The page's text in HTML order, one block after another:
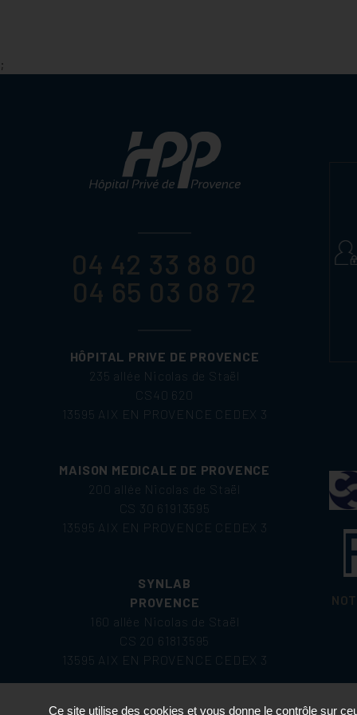
;
04 42 33 88 00
04 65 03 08 72
HÔPITAL PRIVE DE PROVENCE
235 allée Nicolas de Staël
CS40 620
13595 AIX EN PROVENCE CEDEX 3
MAISON MEDICALE DE PROVENCE
200 allée Nicolas de Staël
CS 30 61913595
13595 AIX EN PROVENCE CEDEX 3
SYNLAB
PROVENCE
160 allée Nicolas de Staël
CS 20 61813595
13595 AIX EN PROVENCE CEDEX 3
Ce site utilise des cookies et vous donne le contrôle sur